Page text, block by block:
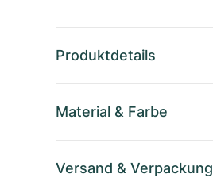
Produktdetails
Material & Farbe
Versand & Verpackung